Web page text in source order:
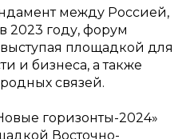
между Россией,
2023 году, форум
площадкой для
и бизнеса, а также
связей.
горизонты-2024»
Восточно-